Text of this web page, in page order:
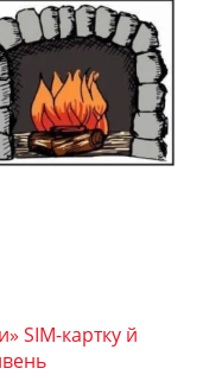
SIM-картку й